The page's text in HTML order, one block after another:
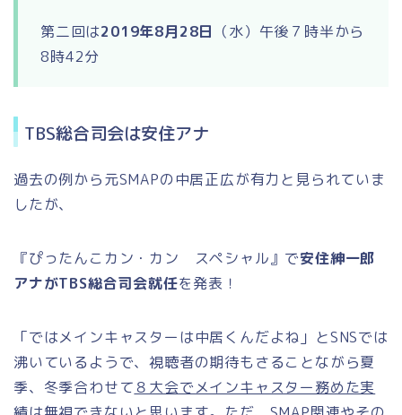
第二回は2019年8月28日 （水）午後７時半から
8時42分
TBS総合司会は安住アナ
過去の例から元SMAPの中居正広が有力と見られていま
したが、
『ぴったんこカン・カン スペシャル』で安住紳一郎
アナがTBS総合司会就任を発表！
「ではメインキャスターは中居くんだよね」とSNSでは
沸いているようで、視聴者の期待もさることながら夏
季、冬季合わせて ８大会でメインキャスター務めた実